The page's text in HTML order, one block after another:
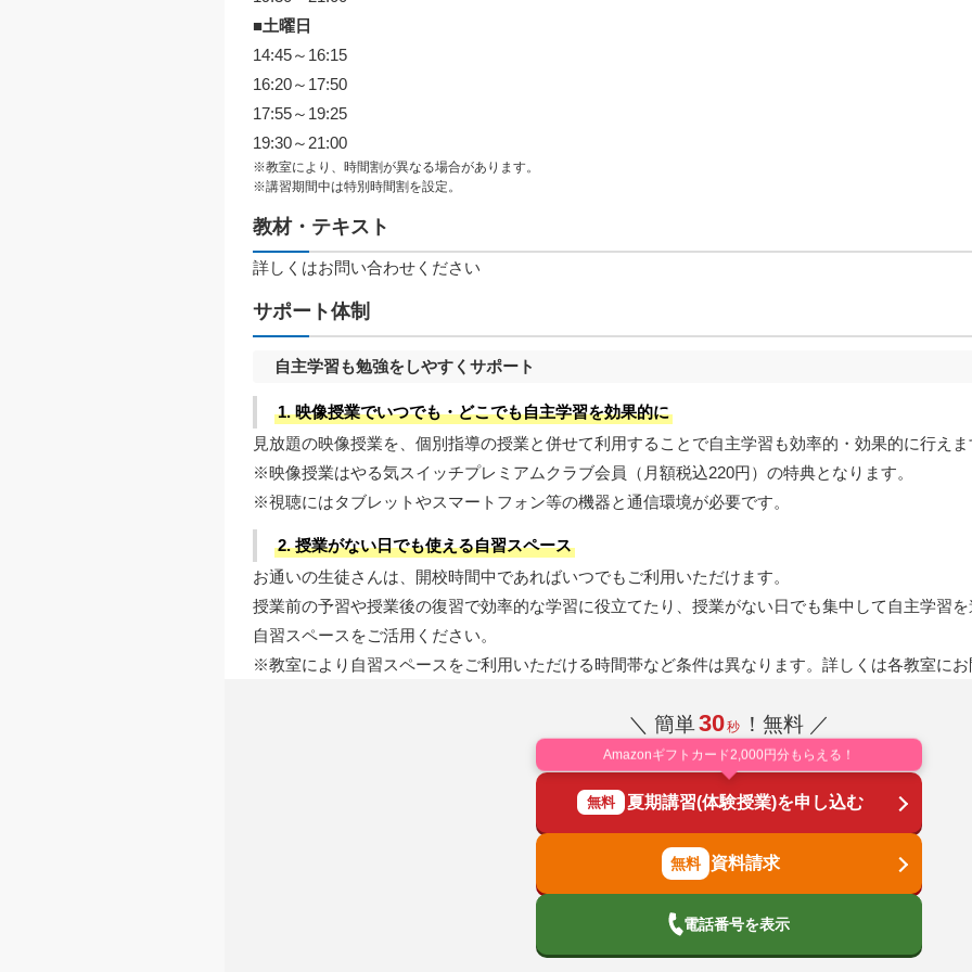
■土曜日
14:45～16:15
16:20～17:50
17:55～19:25
19:30～21:00
※教室により、時間割が異なる場合があります。
※講習期間中は特別時間割を設定。
教材・テキスト
詳しくはお問い合わせください
サポート体制
自主学習も勉強をしやすくサポート
1. 映像授業でいつでも・どこでも自主学習を効果的に
見放題の映像授業を、個別指導の授業と併せて利用することで自主学習も効率的・効果的に行え
※映像授業はやる気スイッチプレミアムクラブ会員（月額税込220円）の特典となります。
※視聴にはタブレットやスマートフォン等の機器と通信環境が必要です。
2. 授業がない日でも使える自習スペース
お通いの生徒さんは、開校時間中であればいつでもご利用いただけます。
授業前の予習や授業後の復習で効率的な学習に役立てたり、授業がない日でも集中して自主学習
自習スペースをご活用ください。
※教室により自習スペースをご利用いただける時間帯など条件は異なります。詳しくは各教室に
＼ 簡単30秒 ！無料 ／
Amazonギフトカード2,000円分もらえる！
無料 夏期講習(体験授業)を申し込む
資料請求
電話番号を表示